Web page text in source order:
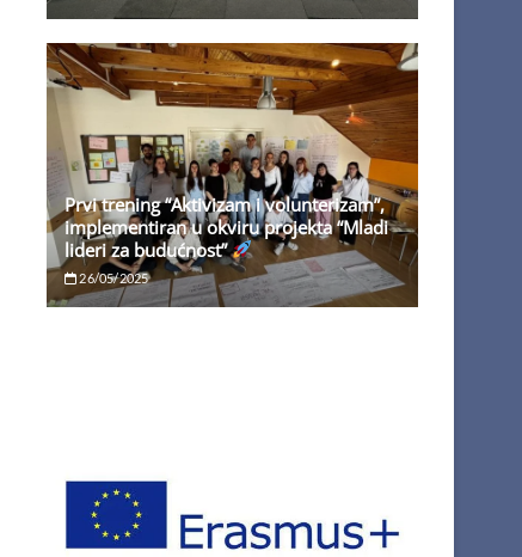
Prvi trening “Aktivizam i volunterizam”,
implementiran u okviru projekta “Mladi
lideri za budućnost”
26/05/2025